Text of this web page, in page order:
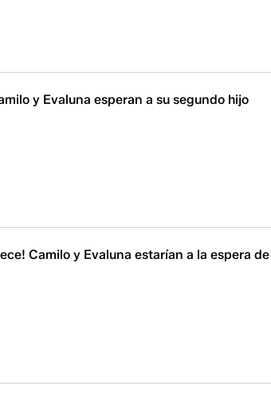
y Evaluna esperan a su segundo hijo
Camilo y Evaluna estarían a la espera